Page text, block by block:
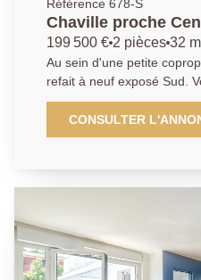
Référence 678-S
Chaville proche
pièces
199 500 € 2 pièces 32
Au sein d'une petite
refait à neuf exposé Sud.
belles prestations, sa
proposant une grande pièce de vie avec cuisine
ouverte, 1 chambre, 1
CONSULTER